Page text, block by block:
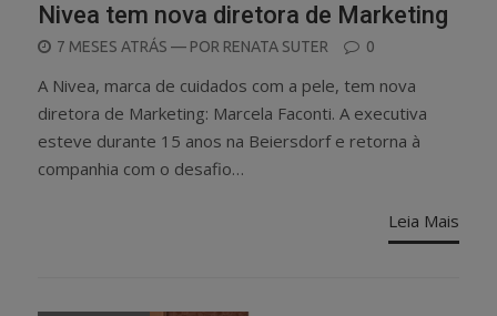
Nivea tem nova diretora de Marketing
POSTED
7 MESES ATRÁS — POR RENATA SUTER 0
A Nivea, marca de cuidados com a pele, tem nova
diretora de Marketing: Marcela Faconti. A executiva
esteve durante 15 anos na Beiersdorf e retorna à
companhia com o desafio…
Leia Mais